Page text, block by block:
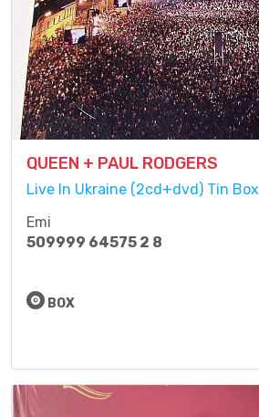
QUEEN + PAUL RODGERS
Live In Ukraine (2cd+dvd) Tin Box
Emi
509999 64575 2 8
BOX